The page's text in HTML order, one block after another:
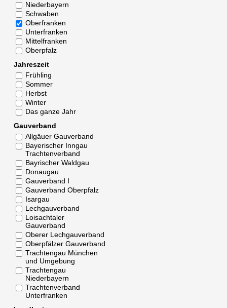
Niederbayern
Schwaben
Oberfranken
Unterfranken
Mittelfranken
Oberpfalz
Jahreszeit
Frühling
Sommer
Herbst
Winter
Das ganze Jahr
Gauverband
Allgäuer Gauverband
Bayerischer Inngau
Trachtenverband
Bayrischer Waldgau
Donaugau
Gauverband I
Gauverband Oberpfalz
Isargau
Lechgauverband
Loisachtaler
Gauverband
Oberer Lechgauverband
Oberpfälzer Gauverband
Trachtengau München
und Umgebung
Trachtengau
Niederbayern
Trachtenverband
Unterfranken